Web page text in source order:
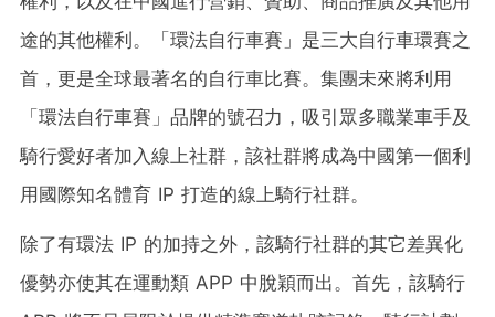
途的其他權利。「環法自行車賽」是三大自行車環賽之
首，更是全球最著名的自行車比賽。集團未來將利用
「環法自行車賽」品牌的號召力，吸引眾多職業車手及
騎行愛好者加入線上社群，該社群將成為中國第一個利
用國際知名體育 IP 打造的線上騎行社群。
除了有環法 IP 的加持之外，該騎行社群的其它差異化
優勢亦使其在運動類 APP 中脫穎而出。首先，該騎行